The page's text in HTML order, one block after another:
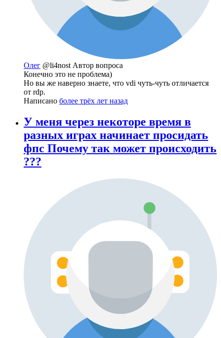
Олег @li4nost Автор вопроса
Конечно это не проблема)
Но вы же наверно знаете, что vdi чуть-чуть отличается
от rdp.
Написано более трёх лет назад
У меня через некоторе время в
разных играх начинает просидать
фпс Почему так может происходить
???